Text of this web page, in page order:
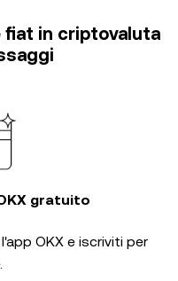
in criptovaluta
gratuito
OKX e iscriviti per